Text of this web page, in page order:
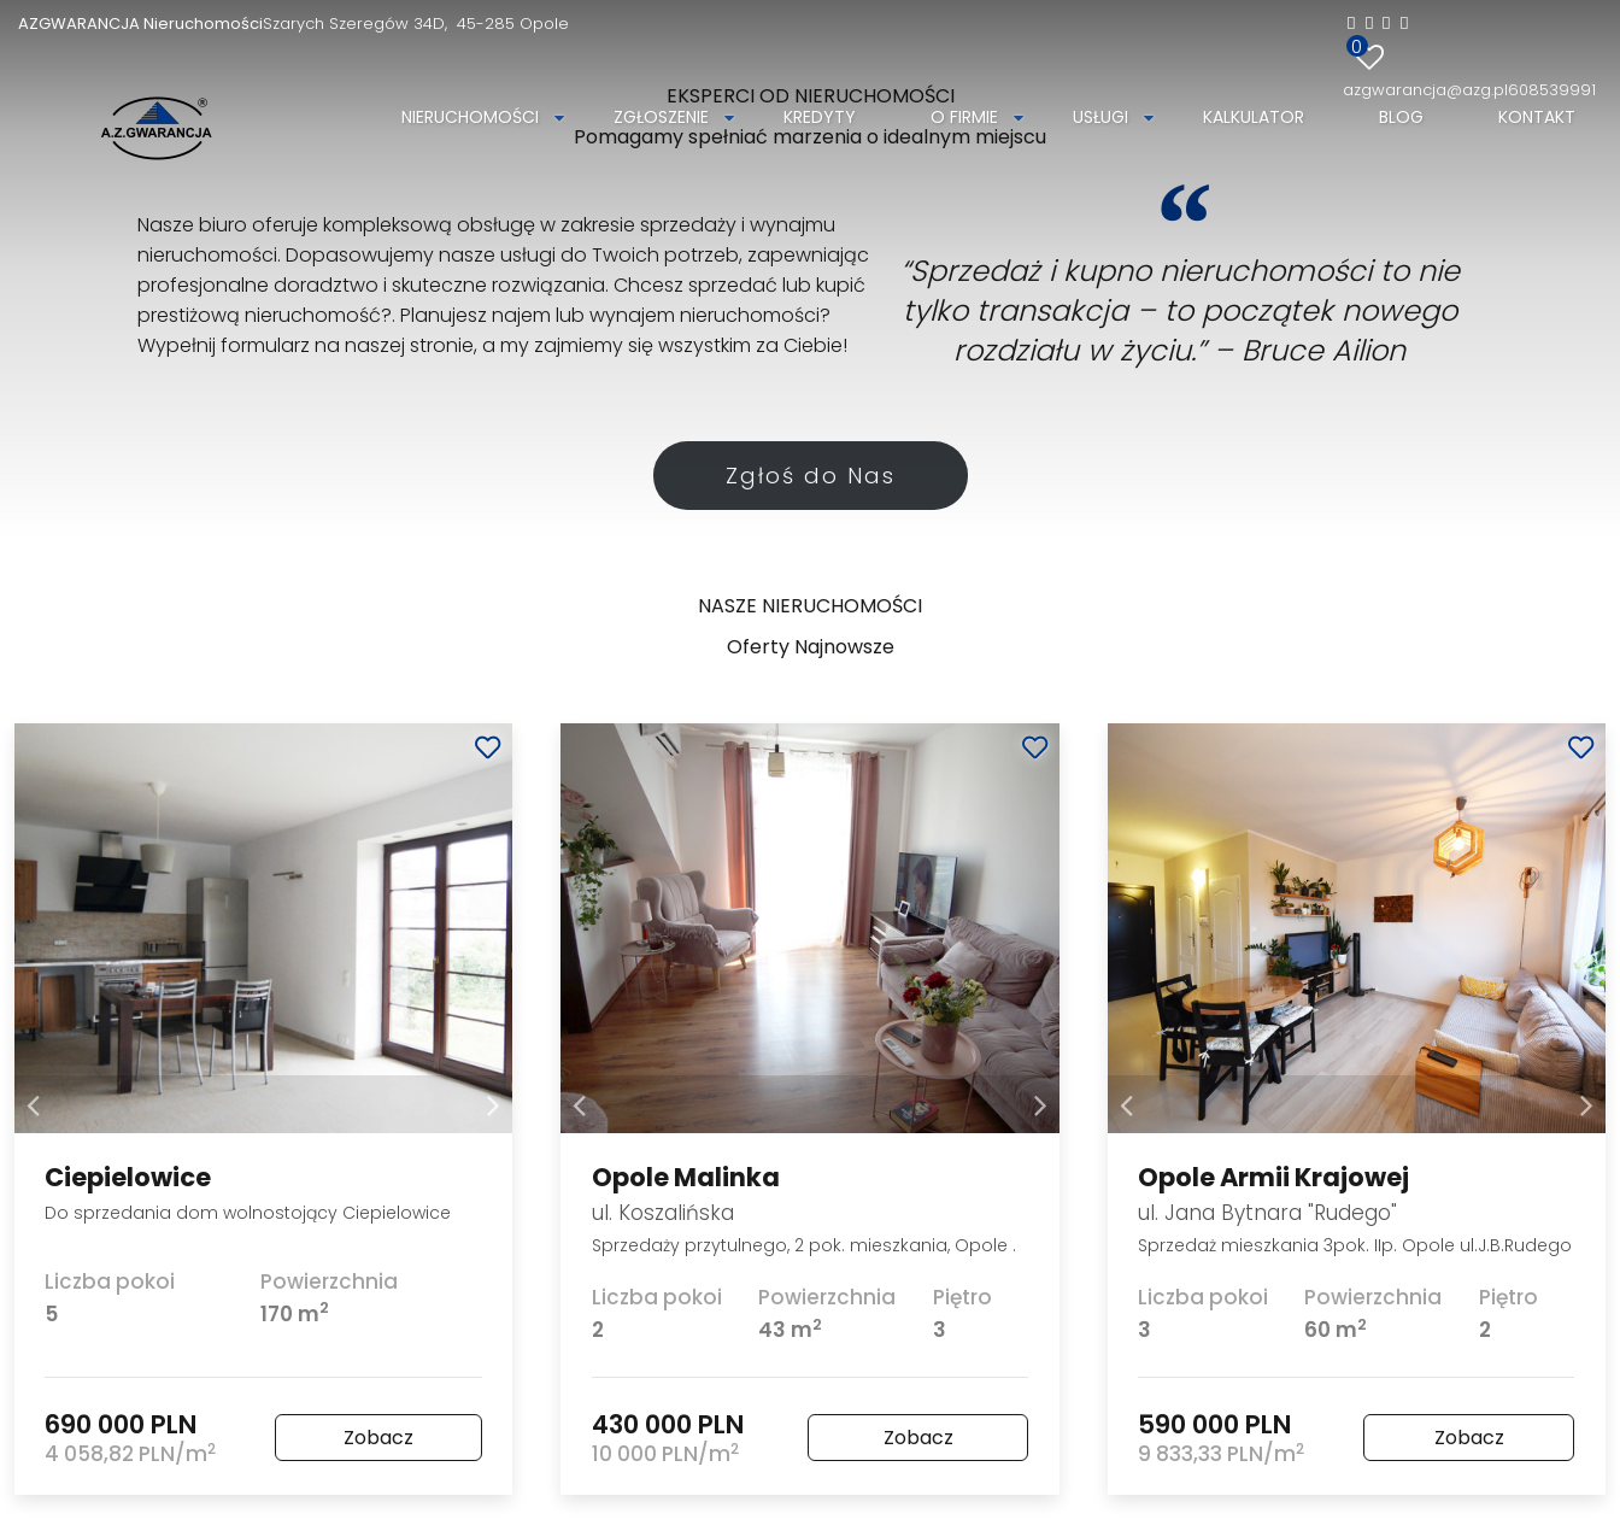
AZGWARANCJA NieruchomościSzarych Szeregów 34D 45-285 Opole
0
azgwarancja@azg.pl608539991
NIERUCHOMOŚCI ZGŁOSZENIE KREDYTY O FIRMIE USŁUGI KALKULATOR BLOG KONTAKT
Szukaj i Znajdź Nieruchomość z Nami
Razem znajdziemy Twoje wymarzone miejsce
EKSPERCI OD NIERUCHOMOŚCI
Pomagamy spełniać marzenia o idealnym miejscu
Nasze biuro oferuje kompleksową obsługę w zakresie sprzedaży i wynajmu
nieruchomości. Dopasowujemy nasze usługi do Twoich potrzeb, zapewniając
profesjonalne doradztwo i skuteczne rozwiązania. Chcesz sprzedać lub kupić
prestiżową nieruchomość?. Planujesz najem lub wynajem nieruchomości?
Wypełnij formularz na naszej stronie, a my zajmiemy się wszystkim za Ciebie!
“Sprzedaż i kupno nieruchomości to nie
tylko transakcja – to początek nowego
rozdziału w życiu.” – Bruce Ailion
Zgłoś do Nas
NASZE NIERUCHOMOŚCI
Oferty Najnowsze
Ciepielowice
Do sprzedania dom wolnostojący Ciepielowice
Liczba pokoi
5
Powierzchnia
170 m2
690 000 PLN
4 058,82 PLN/m2 Zobacz
Opole Malinka
ul. Koszalińska
Sprzedaży przytulnego, 2 pok. mieszkania, Opole .
Liczba pokoi
2
Powierzchnia
43 m2
Piętro
3
430 000 PLN
10 000 PLN/m2 Zobacz
Opole Armii Krajowej
ul. Jana Bytnara "Rudego"
Sprzedaż mieszkania 3pok. IIp. Opole ul.J.B.Rudego
Liczba pokoi
3
Powierzchnia
60 m2
Piętro
2
590 000 PLN
9 833,33 PLN/m2 Zobacz